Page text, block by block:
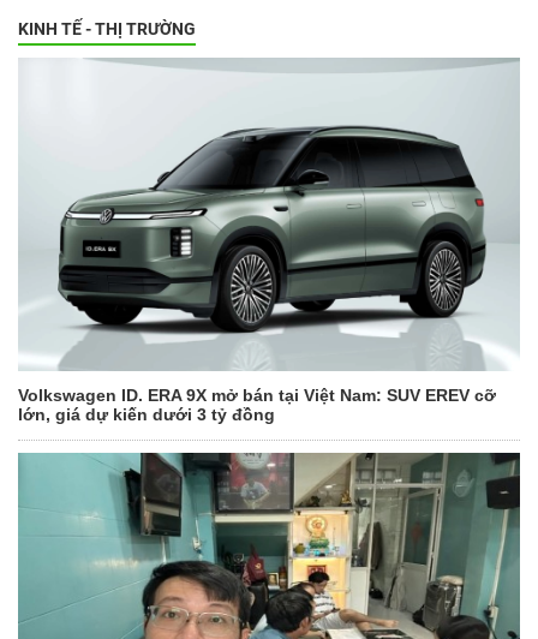
KINH TẾ - THỊ TRƯỜNG
Volkswagen ID. ERA 9X mở bán tại Việt Nam: SUV EREV cỡ
lớn, giá dự kiến dưới 3 tỷ đồng